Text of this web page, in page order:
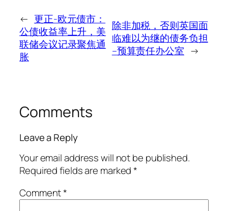
← 更正-欧元债市：
公债收益率上升，美
联储会议记录聚焦通
胀
除非加税，否则英国面
临难以为继的债务负担
–预算责任办公室 →
Comments
Leave a Reply
Your email address will not be published.
Required fields are marked*
Comment*